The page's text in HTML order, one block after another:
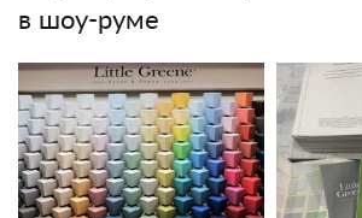
в шоу-руме